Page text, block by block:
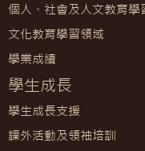
個人、社會及人文教育學
文化教育學習領域
學業成績
學生成長
學生成長支援
課外活動及領袖培訓